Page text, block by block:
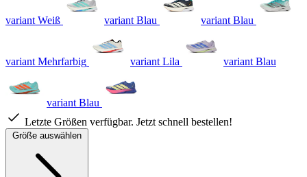
variant Weiß variant Blau variant Blau
variant Mehrfarbig variant Lila variant Blau
variant Blau
Letzte Größen verfügbar. Jetzt schnell bestellen!
Größe auswählen